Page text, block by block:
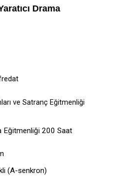
Drama
ve Satranç Eğitmenliği
Eğitmenliği 200 Saat
(A-senkron)